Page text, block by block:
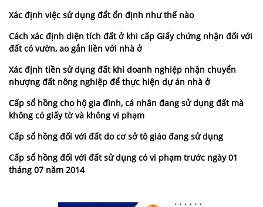
Xác định việc sử dụng đẩt ổn định như thế nào
Cách xác định diện tích đất ở khi cấp Giấy chứng nhận đối với
đất có vườn, ao gắn liền với nhà ở
Xác định tiền sử dụng đất khi doanh nghiệp nhận chuyển
nhượng đất nông nghiệp để thực hiện dự án nhà ở
Cấp sổ hồng cho hộ gia đình, cá nhân đang sử dụng đất mà
không có giấy tờ và không vi phạm
Cấp sổ hồng đối với đất do cơ sở tô giáo đang sử dụng
Cấp sổ hồng đối với đất sử dụng có vi phạm trước ngày 01
tháng 07 năm 2014